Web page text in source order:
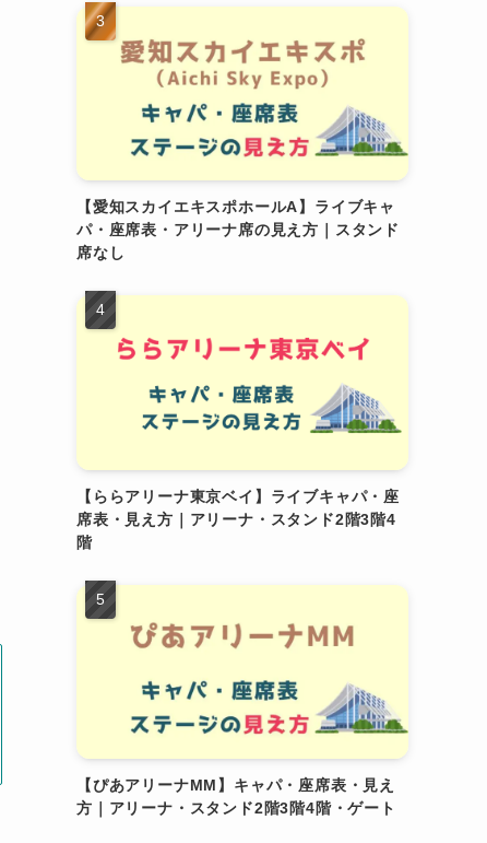
【愛知スカイエキスポホールA】ライブキャ
パ・座席表・アリーナ席の見え方｜スタンド
席なし
【ららアリーナ東京ベイ】ライブキャパ・座
席表・見え方｜アリーナ・スタンド2階3階4
階
【ぴあアリーナMM】キャパ・座席表・見え
方｜アリーナ・スタンド2階3階4階・ゲート